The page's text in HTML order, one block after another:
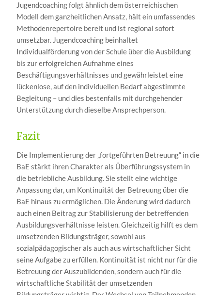
Jugendcoaching folgt ähnlich dem österreichischen
Modell dem ganzheitlichen Ansatz, hält ein umfassendes
Methodenrepertoire bereit und ist regional sofort
umsetzbar. Jugendcoaching beinhaltet
Individualförderung von der Schule über die Ausbildung
bis zur erfolgreichen Aufnahme eines
Beschäftigungsverhältnisses und gewährleistet eine
lückenlose, auf den individuellen Bedarf abgestimmte
Begleitung – und dies bestenfalls mit durchgehender
Unterstützung durch dieselbe Ansprechperson.
Fazit
Die Implementierung der „fortgeführten Betreuung“ in die
BaE stärkt ihren Charakter als Überführungssystem in
die betriebliche Ausbildung. Sie stellt eine wichtige
Anpassung dar, um Kontinuität der Betreuung über die
BaE hinaus zu ermöglichen. Die Änderung wird dadurch
auch einen Beitrag zur Stabilisierung der betreffenden
Ausbildungsverhältnisse leisten. Gleichzeitig hilft es dem
umsetzenden Bildungsträger, sowohl aus
sozialpädagogischer als auch aus wirtschaftlicher Sicht
seine Aufgabe zu erfüllen. Kontinuität ist nicht nur für die
Betreuung der Auszubildenden, sondern auch für die
wirtschaftliche Stabilität der umsetzenden